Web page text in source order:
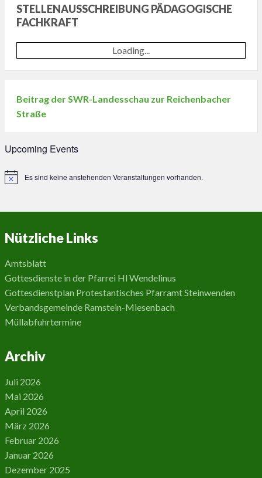
STELLENAUSSCHREIBUNG PÄDAGOGISCHE
FACHKRAFT
Loading...
Beitrag der SWR-Landesschau zur Reichenbacher
Straße
Upcoming Events
HinweisEs sind keine anstehenden Veranstaltungen vorhanden.
Nützliche Links
Amtsblatt
Gottesdienste in der Pfarrei Hl Wendelinus
Gottesdienstplan Protestantisches Pfarramt Steinwenden
Verbandsgemeinde Ramstein-Miesenbach
Müllabfuhrtermine
Archiv
Juli 2026
Mai 2026
April 2026
März 2026
Februar 2026
Januar 2026
Dezember 2025